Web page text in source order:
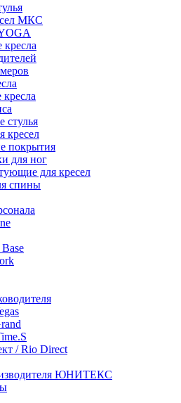
МКС
стулья
кресел
покрытия
для ног
для кресел
спины
/ Rio Direct
ЮНИТЕКС